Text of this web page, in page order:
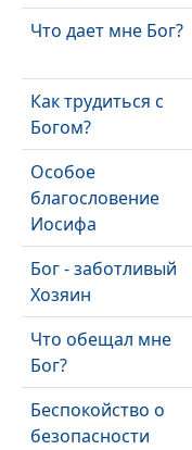
Что дает мне Бог?
Как трудиться с
Богом?
Особое
благословение
Иосифа
Бог - заботливый
Хозяин
Что обещал мне
Бог?
Беспокойство о
безопасности